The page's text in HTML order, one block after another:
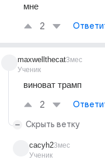
мне
2
maxwellthecat
Ученик
3мес
виноват трамп
2
Скрыть ветку
cacyh2
Ученик
3мес